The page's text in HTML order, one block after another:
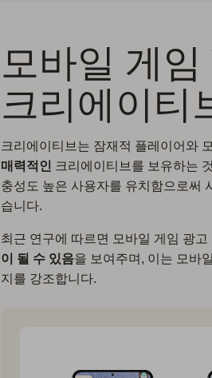
모바일 게
크리에이티
크리에이티브는 잠재적 플레이어와
매력적인 크리에이티브를 보유하는
충성도 높은 사용자를 유치함으로써
습니다.
최근 연구에 따르면 모바일 게임 광고
이 될 수 있음을 보여주며, 이는 모바
지를 강조합니다.